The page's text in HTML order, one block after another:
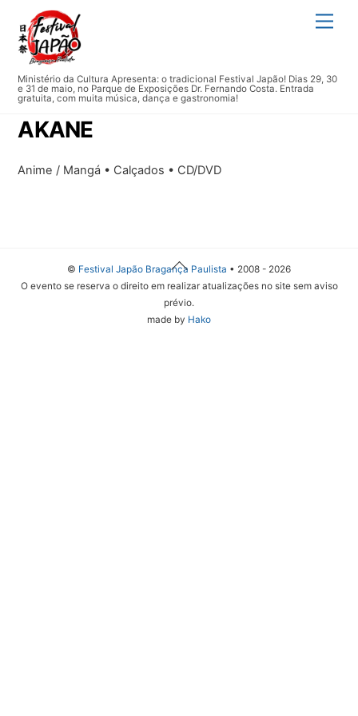
content
Ministério da Cultura Apresenta: o tradicional Festival Japão! Dias 29, 30
e 31 de maio, no Parque de Exposições Dr. Fernando Costa. Entrada
gratuita, com muita música, dança e gastronomia!
AKANE
Anime / Mangá • Calçados • CD/DVD
Back
To
Top
© Festival Japão Bragança Paulista • 2008 - 2026
O evento se reserva o direito em realizar atualizações no site sem aviso
prévio.
made by Hako